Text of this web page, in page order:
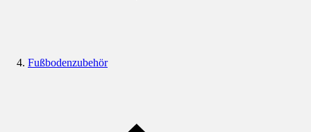
Fußbodenzubehör